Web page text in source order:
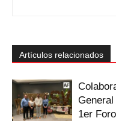
Artículos relacionados
1er